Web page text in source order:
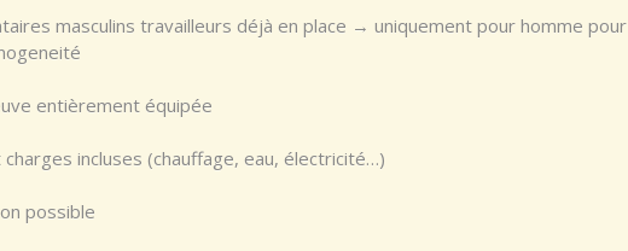
masculins travailleurs déjà en place → uniquement pour homme pour
entièrement équipée
incluses (chauffage, eau, électricité…)
possible